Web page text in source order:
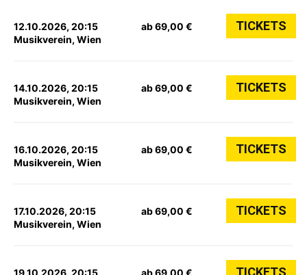
12.10.2026, 20:15
Musikverein, Wien
ab 69,00 € TICKETS
14.10.2026, 20:15
Musikverein, Wien
ab 69,00 € TICKETS
16.10.2026, 20:15
Musikverein, Wien
ab 69,00 € TICKETS
17.10.2026, 20:15
Musikverein, Wien
ab 69,00 € TICKETS
19.10.2026, 20:15 ab 69,00 € TICKETS